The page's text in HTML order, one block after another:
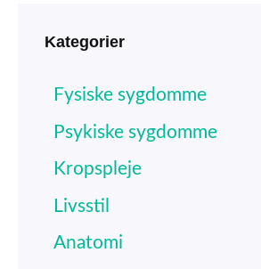
Kategorier
Fysiske sygdomme
Psykiske sygdomme
Kropspleje
Livsstil
Anatomi